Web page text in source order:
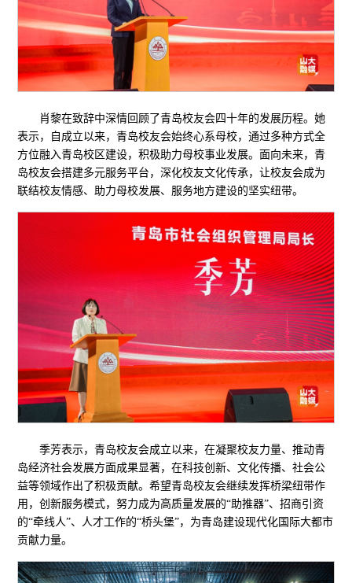
肖黎在致辞中深情回顾了青岛校友会四十年的发展历程。她
表示，自成立以来，青岛校友会始终心系母校，通过多种方式全
方位融入青岛校区建设，积极助力母校事业发展。面向未来，青
岛校友会搭建多元服务平台，深化校友文化传承，让校友会成为
联结校友情感、助力母校发展、服务地方建设的坚实纽带。
季芳表示，青岛校友会成立以来，在凝聚校友力量、推动青
岛经济社会发展方面成果显著，在科技创新、文化传播、社会公
益等领域作出了积极贡献。希望青岛校友会继续发挥桥梁纽带作
用，创新服务模式，努力成为高质量发展的“助推器”、招商引资
的“牵线人”、人才工作的“桥头堡”，为青岛建设现代化国际大都市
贡献力量。